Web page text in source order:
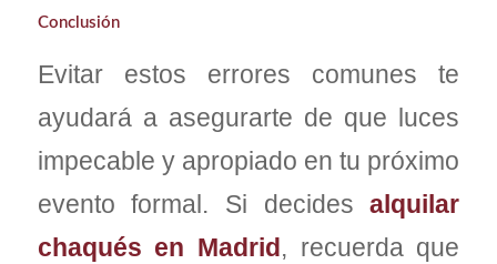
Conclusión
Evitar estos errores comunes te
ayudará a asegurarte de que luces
impecable y apropiado en tu próximo
evento formal. Si decidesalquilar
chaqués en Madrid , recuerda que